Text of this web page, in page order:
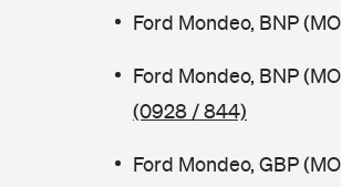
Ford Mondeo, BNP
Ford Mondeo, BNP
(0928 / 844)
Ford Mondeo, GBP